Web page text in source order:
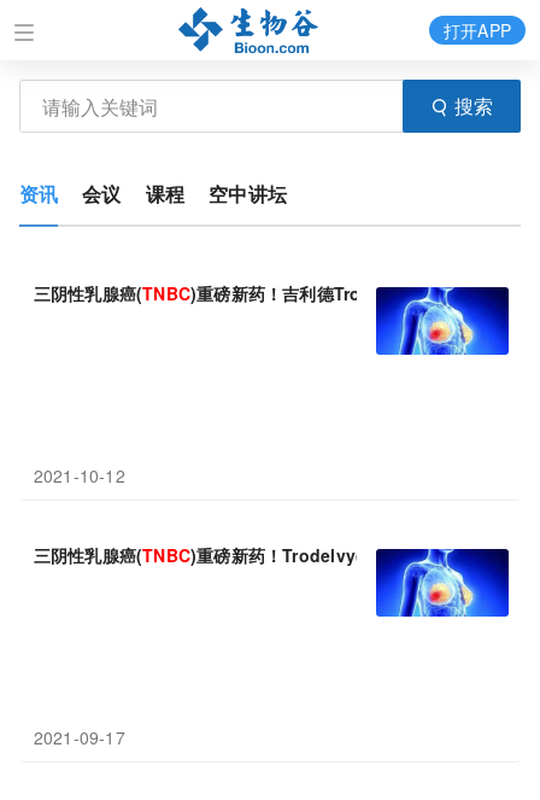
搜索
打开APP
资讯 会议 课程 空中讲坛
三阴性乳腺癌(TNBC)重磅新药！吉利德Trodelvy(戈沙妥组单抗)
2021-10-12
三阴性乳腺癌(TNBC)重磅新药！Trodelvy(戈沙妥组单抗)：无论
2021-09-17